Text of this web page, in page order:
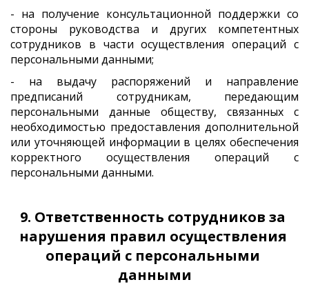
- на получение консультационной поддержки со
стороны руководства и других компетентных
сотрудников в части осуществления операций с
персональными данными;
- на выдачу распоряжений и направление
предписаний сотрудникам, передающим
персональными данные обществу, связанных с
необходимостью предоставления дополнительной
или уточняющей информации в целях обеспечения
корректного осуществления операций с
персональными данными.
9. Ответственность сотрудников за
нарушения правил осуществления
операций с персональными
данными